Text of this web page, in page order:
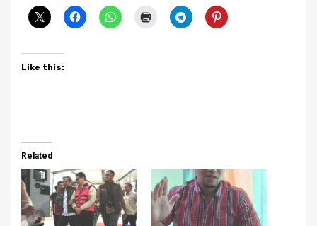
Like this:
Related